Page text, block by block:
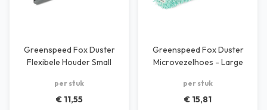
Greenspeed Fox Duster
Flexibele Houder Small
per stuk
€ 11,55
Greenspeed Fox Duster
Microvezelhoes - Large
per stuk
€ 15,81